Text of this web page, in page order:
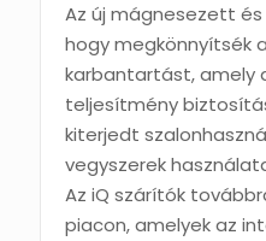
Az új mágnesezett
hogy megkönnyítsék
karbantartást, amely
teljesítmény
kiterjedt
vegyszerek
Az iQ szárítók
piacon, amelyek az